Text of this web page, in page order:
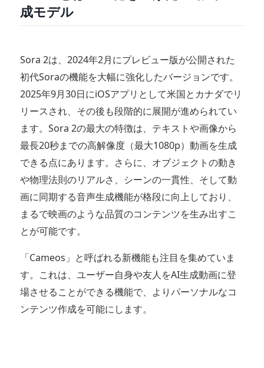
成モデル
Sora 2は、2024年2月にプレビュー版が公開された
初代Soraの機能を大幅に強化したバージョンです。
2025年9月30日にiOSアプリとして米国とカナダでリ
リースされ、その後も段階的に展開が進められてい
ます。Sora 2の最大の特徴は、テキストや画像から
最長20秒までの高解像度（最大1080p）動画を生成
できる点にあります。さらに、オブジェクトの動き
や物理法則のリアルさ、シーンの一貫性、そして動
画に同期する音声生成機能が格段に向上しており、
まるで映画のような品質のコンテンツを生み出すこ
とが可能です。
「Cameos」と呼ばれる新機能も注目を集めていま
す。これは、ユーザー自身や友人をAI生成動画に登
場させることができる機能で、よりパーソナルなコ
ンテンツ作成を可能にします。